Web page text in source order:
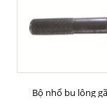
Bộ nhổ bu lông